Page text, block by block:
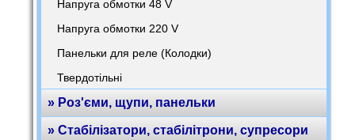
Напруга обмотки 48 V
Напруга обмотки 220 V
Панельки для реле (Колодки)
Твердотільні
» Роз'єми, щупи, панельки
» Стабілізатори, стабілітрони, супресори